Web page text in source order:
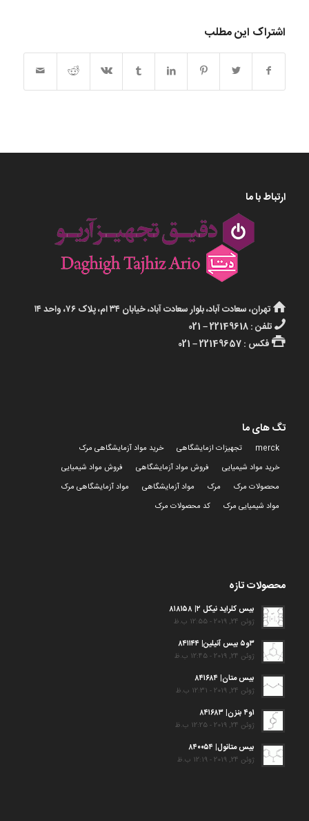
اشتراک این مطلب
ارتباط با ما
تهران، سعادت آباد، بلوار سعادت آباد، خیابان ۳۴ ام، پلاک ۷۶، واحد ۱۴
تلفن : 22149618 – 021
فکس : 22149657 – 021
تگ های ما
merck تجهیزات ازمایشگاهی
خرید مواد آزمایشگاهی مرک
خرید مواد شیمیایی
فروش مواد آزمایشگاهی
فروش مواد شیمیایی
محصولات مرک
مرک مواد آزمایشگاهی
مواد آزمایشگاهی مرک
مواد شیمیایی مرک
کد محصولات مرک
محصولات تازه
بیس کلراید نیکل ۲| ۸۱۸۱۵۸
ژوئن 24, 2019 - 12:55 ب.ظ
۳و۵ بیس آنیلین| ۸۴۱۱۴۴
ژوئن 24, 2019 - 12:45 ب.ظ
بیس متان| ۸۴۱۶۸۴
ژوئن 24, 2019 - 12:31 ب.ظ
۱و۴ بنزن| ۸۴۱۶۸۳
ژوئن 24, 2019 - 12:25 ب.ظ
بیس متانول| ۸۴۰۰۵۴
ژوئن 24, 2019 - 12:19 ب.ظ